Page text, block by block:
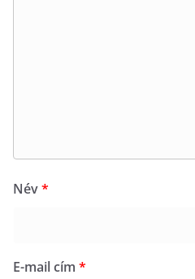
Név*
E-mail cím *